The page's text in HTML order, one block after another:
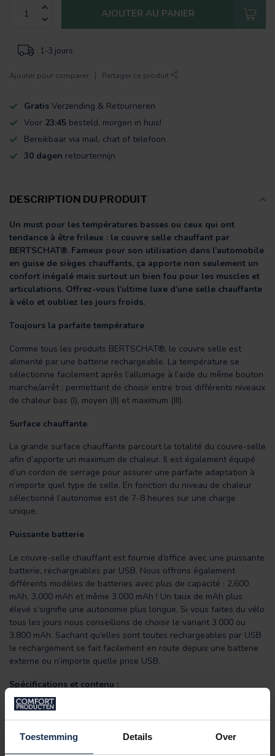
Toestemming Details Over
AJOUTER AU PANIER
1-3 jours
Ajouter pour comparer Partager ce produit
Gratis Verzending & Retourneren
Voor 23:45 besteld, morgen in huis!
Bereikbaar via mail, chat of telefoon
30 dagen retourtermijn
DESCRIPTION DU PRODUIT
Un must pour les températures basses ou ceux qui ont
tendance à être frileux : le couvre selle chauffant par
BERTSCHAT®. Fameux pour son utilisation dans l’automobile
en guise de sièges chauffants, ça apporte non seulement un
confort inégalé mais surtout un bien fou pour les muscles et
articulations. Offrez-vous l’ultime luxe d’une selle chauffante
à vélo et oubliez les jours froids.
Toujours la parfaite température
Comme tous les produits BERTSCHAT®, le couvre selle est
alimenté par une batterie rechargeable. La température se
sélectionne facilement après l’allumage à l’aide du même bouton
marche/arrêt ; permettant de choisir entre trois différents niveaux
de chaleur bas (I), moyen (II) et maximum (III).
Surface chauffante
La grande surface chauffante parcourt la totalité du couvre-selle
afin d’apporte un maximum de chaleur. Il est également équipé
d’un cordon de serrage pour assurer une parfaite adaptation à
n’importe quel type de selle. En fonction du niveau de chaleur
sélectionné l’autonomie est de 7-8 heures sur une charge
unique.
Puissante batterie
Le couvre-selle chauffant est fournie d’office avec une puissante
batterie, rechargeables par USB. Nous offrons également
différents modèles de batteries avec plus de capacité : 2,600
mAh, 3,000 mAh et même 3.000 mAh ! Un taux de mAh plus
élevé s’signifie une autonomie plus longue. Si vous faites du vélo
tous les jours nous conseillons de choisir le variant 3.000 ou
3.800 mAh. Sachant qu’elles sont toutes rechargeables par USB
le rechargement se fait facilement en route depuis une batterie
externe ou n’importe quelle prise USB.
Spécifications et contenu :
Inclus :
couvre-selle